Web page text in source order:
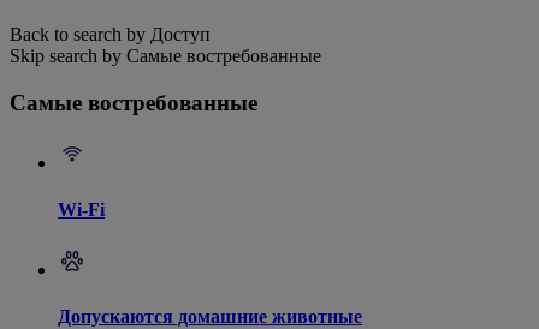
Back to search by Доступ
Skip search by Самые востребованные
Самые востребованные
Wi-Fi
Допускаются домашние животные